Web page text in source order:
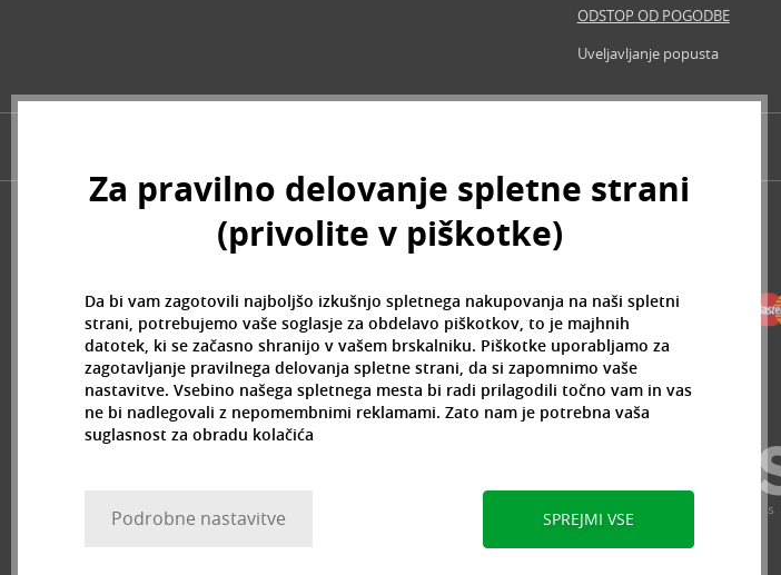
Betty Boop (3)
Bill Blass (4)
Bioderma (164)
Biorepair (22)
BioSilk (38)
Biotherm (107)
Biretix (1)
Bob Mackie (2)
ODSTOP OD POGODBE
Uveljavljanje popusta
Za pravilno delovanje spletne strani
(privolite v piškotke)
Da bi vam zagotovili najboljšo izkušnjo spletnega nakupovanja na naši spletni
strani, potrebujemo vaše soglasje za obdelavo piškotkov, to je majhnih
datotek, ki se začasno shranijo v vašem brskalniku. Piškotke uporabljamo za
zagotavljanje pravilnega delovanja spletne strani, da si zapomnimo vaše
nastavitve. Vsebino našega spletnega mesta bi radi prilagodili točno vam in vas
ne bi nadlegovali z nepomembnimi reklamami. Zato nam je potrebna vaša
suglasnost za obradu kolačića
Podrobne nastavitve SPREJMI VSE